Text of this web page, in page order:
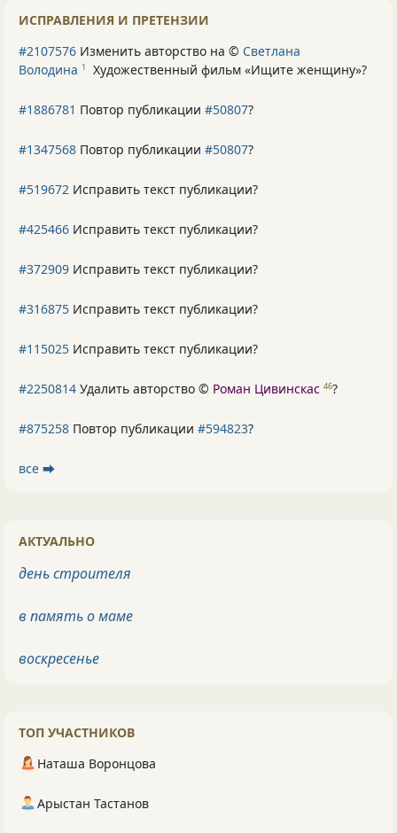
ИСПРАВЛЕНИЯ И ПРЕТЕНЗИИ
#2107576 Изменить авторство на © Светлана
Володина 1 Художественный фильм «Ищите женщину»?
#1886781 Повтор публикации #50807?
#1347568 Повтор публикации #50807?
#519672 Исправить текст публикации?
#425466 Исправить текст публикации?
#372909 Исправить текст публикации?
#316875 Исправить текст публикации?
#115025 Исправить текст публикации?
#2250814 Удалить авторство © Роман Цивинскас 46?
#875258 Повтор публикации #594823?
все ⮕
АКТУАЛЬНО
день строителя
в память о маме
воскресенье
ТОП УЧАСТНИКОВ
Наташа Воронцова
Арыстан Тастанов